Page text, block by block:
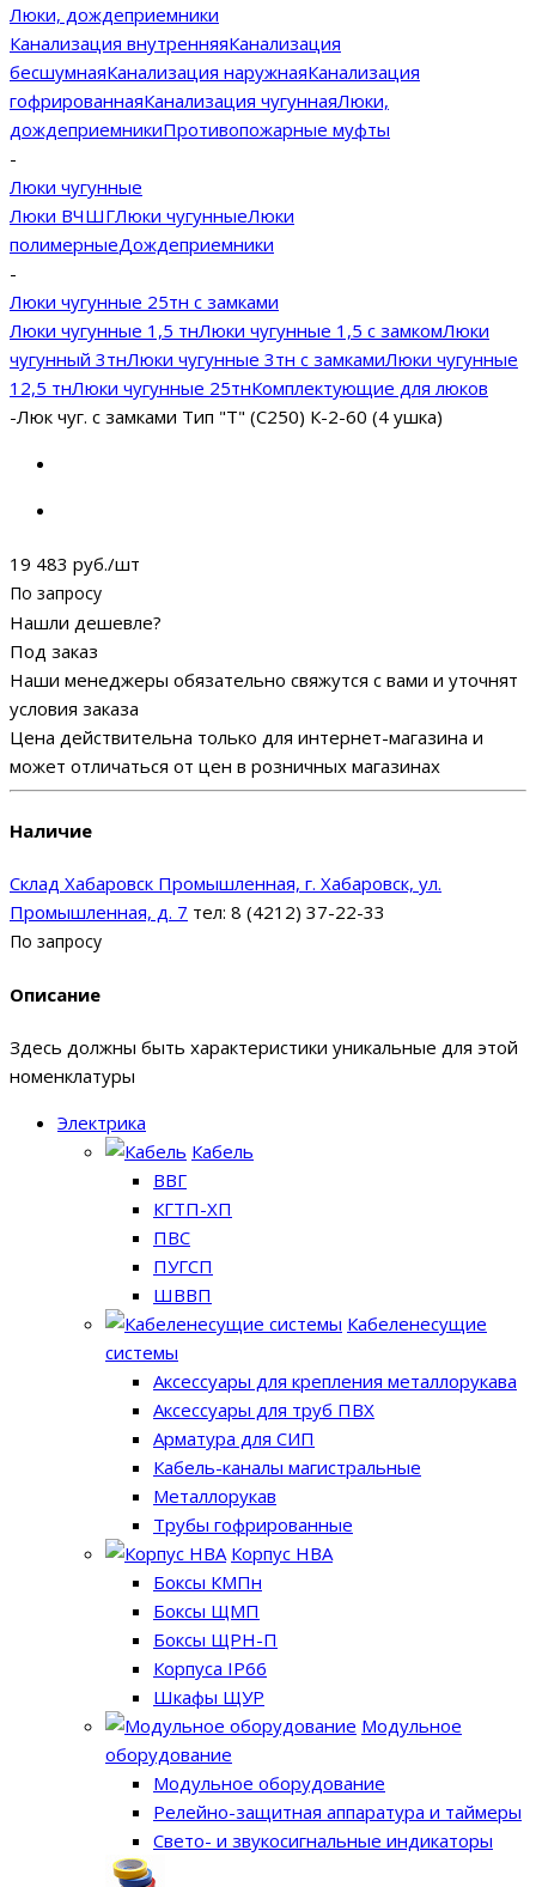
Люки, дождеприемники
Канализация внутренняяКанализация
бесшумнаяКанализация наружнаяКанализация
гофрированнаяКанализация чугуннаяЛюки,
дождеприемникиПротивопожарные муфты
-
Люки чугунные
Люки ВЧШГЛюки чугунныеЛюки
полимерныеДождеприемники
-
Люки чугунные 25тн с замками
Люки чугунные 1,5 тнЛюки чугунные 1,5 с замкомЛюки
чугунный 3тнЛюки чугунные 3тн с замкамиЛюки чугунные
12,5 тнЛюки чугунные 25тнКомплектующие для люков
-Люк чуг. с замками Тип "Т" (С250) К-2-60 (4 ушка)
19 483 руб./шт
По запросу
Нашли дешевле?
Под заказ
Наши менеджеры обязательно свяжутся с вами и уточнят
условия заказа
Цена действительна только для интернет-магазина и
может отличаться от цен в розничных магазинах
Наличие
Склад Хабаровск Промышленная, г. Хабаровск, ул.
Промышленная, д. 7 тел: 8 (4212) 37-22-33
По запросу
Описание
Здесь должны быть характеристики уникальные для этой
номенклатуры
Электрика
Кабель
ВВГ
КГТП-ХП
ПВС
ПУГСП
ШВВП
Кабеленесущие
системы
Аксессуары для крепления металлорукава
Аксессуары для труб ПВХ
Арматура для СИП
Кабель-каналы магистральные
Металлорукав
Трубы гофрированные
Корпус НВА
Боксы КМПн
Боксы ЩМП
Боксы ЩРН-П
Корпуса IP66
Шкафы ЩУР
Модульное
оборудование
Модульное оборудование
Релейно-защитная аппаратура и таймеры
Свето- и звукосигнальные индикаторы